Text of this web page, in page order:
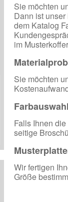
Sie möchten
Dann ist
dem Katalog
im
Sie möchten
Farbauswahl
Falls Ihnen
seitige
Wir fertigen
Größe